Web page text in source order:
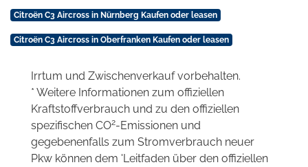
Citroën C3 Aircross in Nürnberg Kaufen oder leasen
Citroën C3 Aircross in Oberfranken Kaufen oder leasen
Irrtum und Zwischenverkauf vorbehalten.
* Weitere Informationen zum offiziellen
Kraftstoffverbrauch und zu den offiziellen
spezifischen CO2-Emissionen und
gegebenenfalls zum Stromverbrauch neuer
Pkw können dem 'Leitfaden über den offiziellen